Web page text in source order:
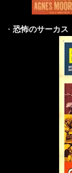
・ 恐怖のサーカス